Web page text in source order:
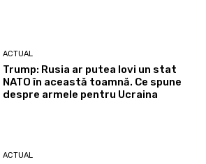
ACTUAL
Trump: Rusia ar putea lovi un stat
NATO în această toamnă. Ce spune
despre armele pentru Ucraina
ACTUAL